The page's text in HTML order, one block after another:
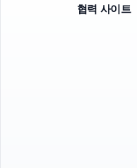
협력 사이트